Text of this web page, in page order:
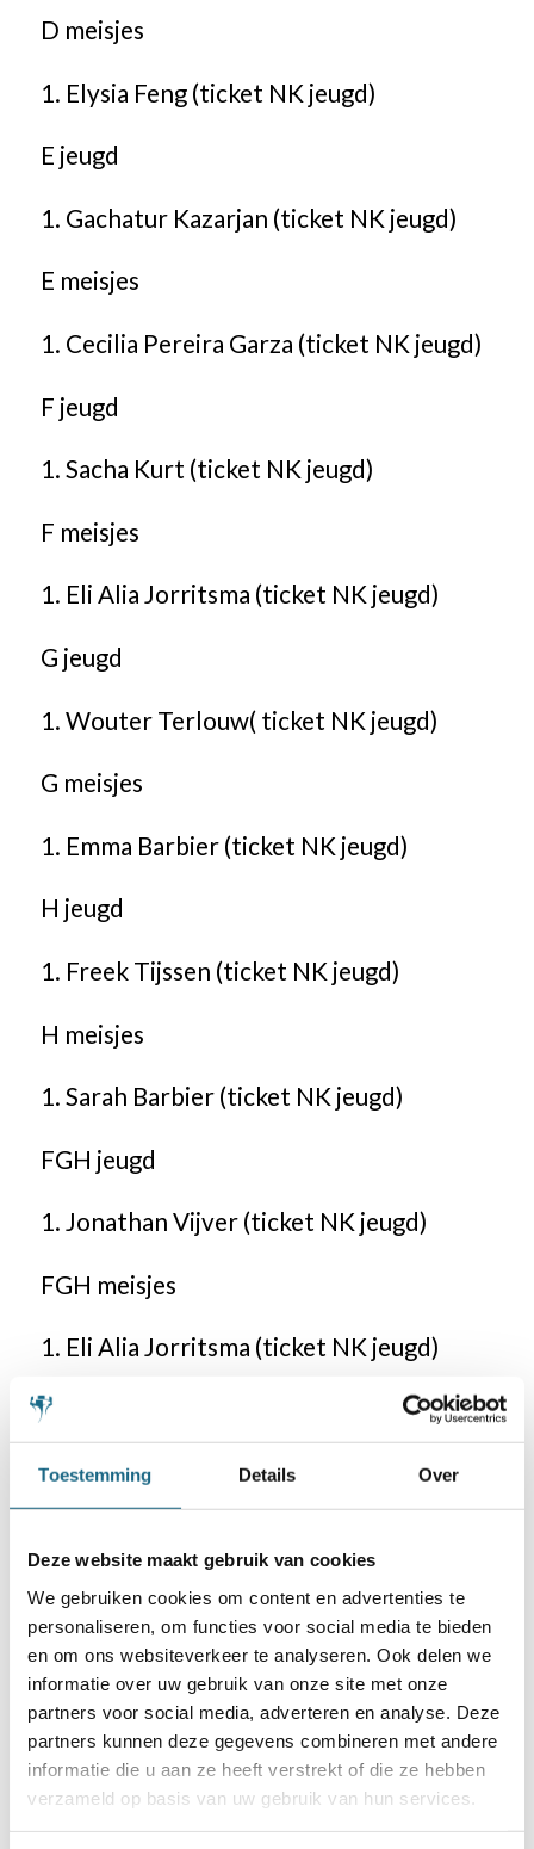
Toestemming Details Over
Deze website maakt gebruik van cookies
We gebruiken cookies om content en advertenties te
personaliseren, om functies voor social media te bieden
en om ons websiteverkeer te analyseren. Ook delen we
informatie over uw gebruik van onze site met onze
partners voor social media, adverteren en analyse. Deze
partners kunnen deze gegevens combineren met andere
informatie die u aan ze heeft verstrekt of die ze hebben
verzameld op basis van uw gebruik van hun services.
D meisjes
1. Elysia Feng (ticket NK jeugd)
E jeugd
1. Gachatur Kazarjan (ticket NK jeugd)
E meisjes
1. Cecilia Pereira Garza (ticket NK jeugd)
F jeugd
1. Sacha Kurt (ticket NK jeugd)
F meisjes
1. Eli Alia Jorritsma (ticket NK jeugd)
G jeugd
1. Wouter Terlouw( ticket NK jeugd)
G meisjes
1. Emma Barbier (ticket NK jeugd)
H jeugd
1. Freek Tijssen (ticket NK jeugd)
H meisjes
1. Sarah Barbier (ticket NK jeugd)
FGH jeugd
1. Jonathan Vijver (ticket NK jeugd)
FGH meisjes
1. Eli Alia Jorritsma (ticket NK jeugd)
Deel dit stuk